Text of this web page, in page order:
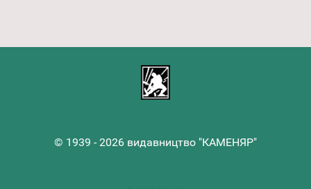
© 1939 - 2026 видавництво "КАМЕНЯР"